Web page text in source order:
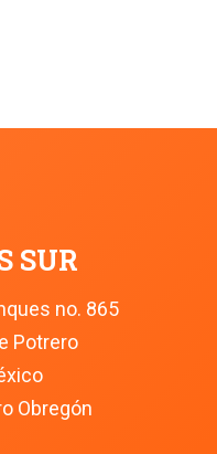
SUR
no. 865
Potrero
Obregón